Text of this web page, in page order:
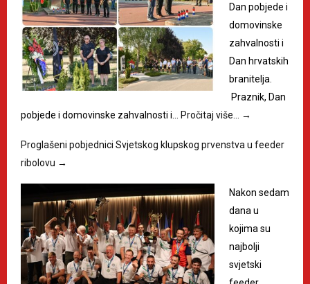
Dan pobjede i
domovinske
zahvalnosti i
Dan hrvatskih
branitelja.
Praznik, Dan
pobjede i domovinske zahvalnosti i…
Pročitaj više… →
Proglašeni pobjednici Svjetskog klupskog prvenstva u feeder
ribolovu →
Nakon sedam
dana u
kojima su
najbolji
svjetski